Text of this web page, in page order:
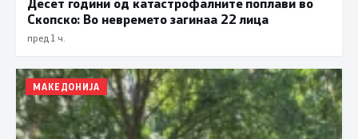
Скопско: Во невремето загинаа 22 лица
пред 1 ч.
МАКЕДОНИЈА